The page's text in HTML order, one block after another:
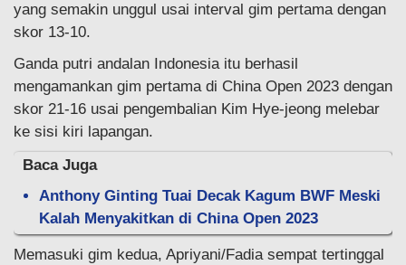
yang semakin unggul usai interval gim pertama dengan
skor 13-10.
Ganda putri andalan Indonesia itu berhasil
mengamankan gim pertama di China Open 2023 dengan
skor 21-16 usai pengembalian Kim Hye-jeong melebar
ke sisi kiri lapangan.
Baca Juga
Anthony Ginting Tuai Decak Kagum BWF Meski
Kalah Menyakitkan di China Open 2023
Memasuki gim kedua, Apriyani/Fadia sempat tertinggal